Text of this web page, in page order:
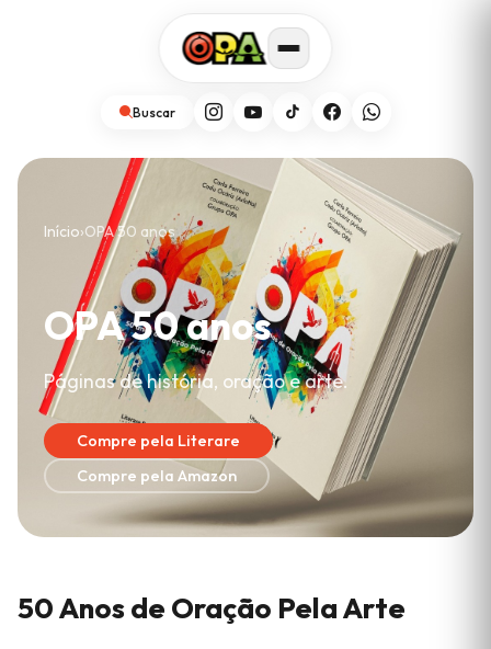
Buscar
Início›OPA 50 anos
OPA 50 anos
Páginas de história, oração e arte.
Compre pela Literare
Compre pela Amazon
50 Anos de Oração Pela Arte